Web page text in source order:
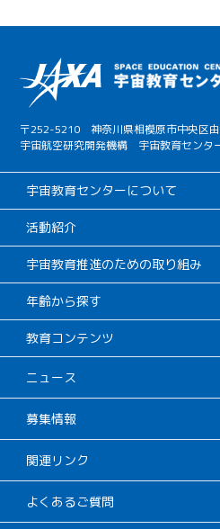
〒252-5210 神奈川県相模原市中央区
宇宙航空研究開発機構 宇宙教育センタ
宇宙教育センターについて
活動紹介
宇宙教育推進のための取り組み
年齢から探す
教育コンテンツ
ニュース
募集情報
関連リンク
よくあるご質問